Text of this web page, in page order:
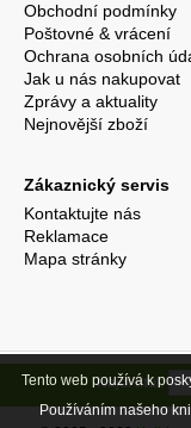
Obchodní podmínky
Poštovné & vrácení
Ochrana osobních
Jak u nás nakupovat
Zprávy a aktuality
Nejnovější zboží
Zákaznický servis
Kontaktujte nás
Reklamace
Mapa stránky
Tento web používá k
Používáním našeho
Najdi titul: